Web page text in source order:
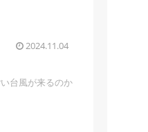
2024.11.04
台風が来るのか